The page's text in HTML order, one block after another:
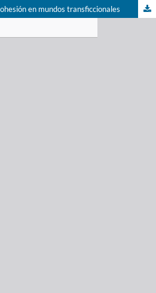
en mundos transficcionales